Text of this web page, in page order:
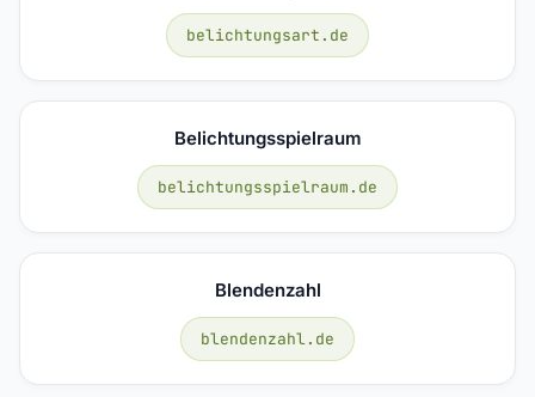
belichtungsart.de
Belichtungsspielraum
belichtungsspielraum.de
Blendenzahl
blendenzahl.de